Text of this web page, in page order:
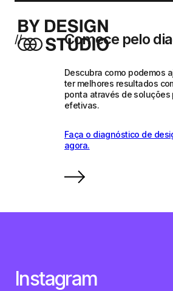
// Comece pelo
Descubra como podemos
ter melhores resultados
ponta através de
efetivas.
Faça o diagnóstico de
agora.
Instagram